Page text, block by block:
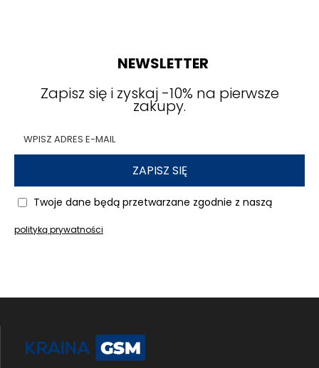
NEWSLETTER
Zapisz się i zyskaj -10% na pierwsze
zakupy.
ZAPISZ SIĘ
Twoje dane będą przetwarzane zgodnie z naszą
polityką prywatności